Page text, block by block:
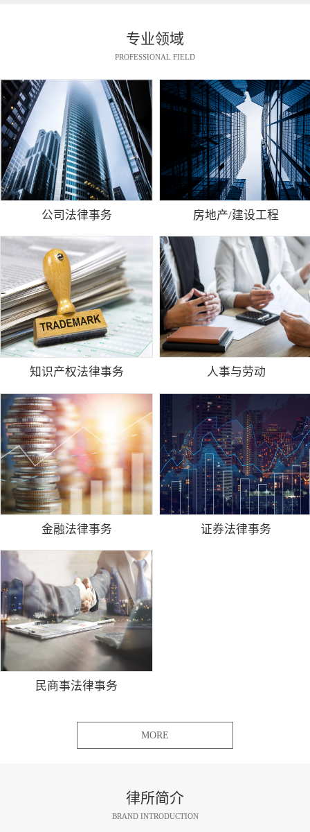
专业领域
PROFESSIONAL FIELD
公司法律事务 房地产/建设工程
知识产权法律事务 人事与劳动
金融法律事务 证券法律事务
民商事法律事务
MORE
律所简介
BRAND INTRODUCTION